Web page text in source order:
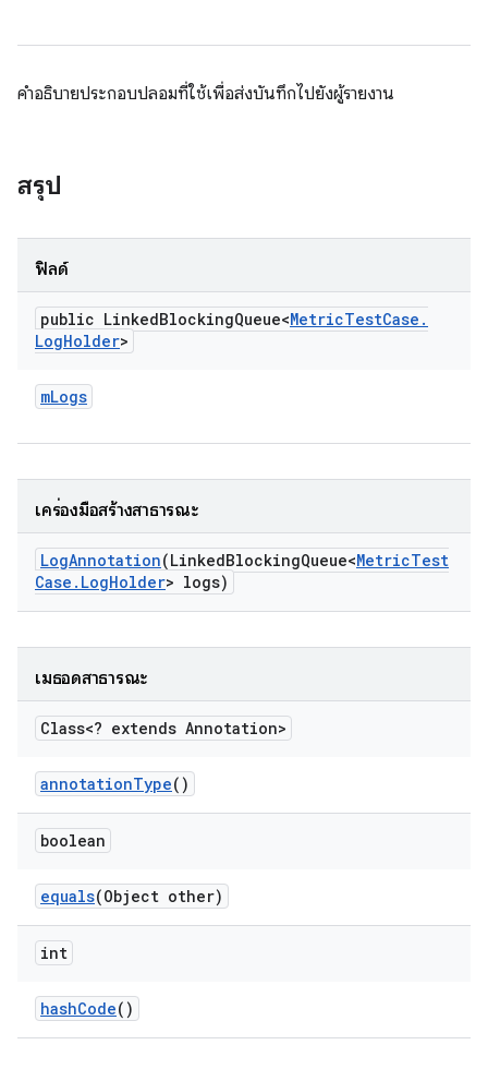
คำอธิบายประกอบปลอมที่ใช้เพื่อส่งบันทึกไปยังผู้รายงาน
สรุป
ฟิลด์
public LinkedBlockingQueue<MetricTestCase .
LogHolder>
mLogs
เครื่องมือสร้างสาธารณะ
LogAnnotation(LinkedBlockingQueue<MetricTest
Case . LogHolder> logs)
เมธอดสาธารณะ
Class<? extends Annotation>
annotationType()
boolean
equals(Object other)
int
hashCode()